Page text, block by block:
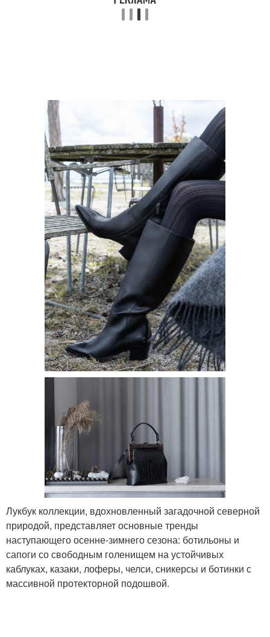
Лукбук коллекции, вдохновленный загадочной северной
природой, представляет основные тренды
наступающего осенне-зимнего сезона: ботильоны и
сапоги со свободным голенищем на устойчивых
каблуках, казаки, лоферы, челси, сникерсы и ботинки с
массивной протекторной подошвой.